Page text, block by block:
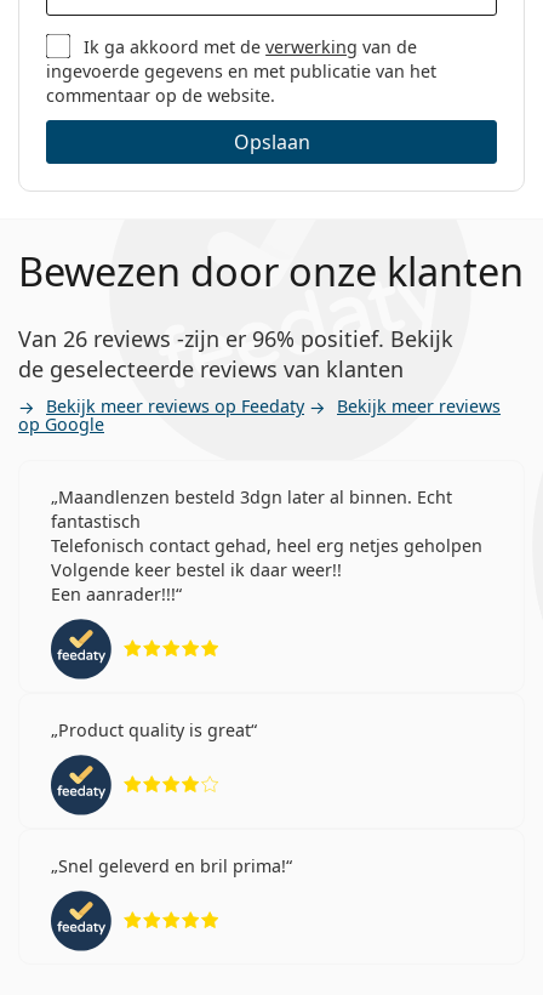
Ik ga akkoord met deverwerking van de
ingevoerde gegevens en met publicatie van het
commentaar op de website.
Opslaan
Bewezen door onze klanten
Van 26 reviews -zijn er 96% positief. Bekijk
de geselecteerde reviews van klanten
Bekijk meer reviews op Feedaty Bekijk meer reviews
op Google
Maandlenzen besteld 3dgn later al binnen. Echt
fantastisch
Telefonisch contact gehad, heel erg netjes geholpen
Volgende keer bestel ik daar weer!!
Een aanrader!!!
Product quality is great
Snel geleverd en bril prima!